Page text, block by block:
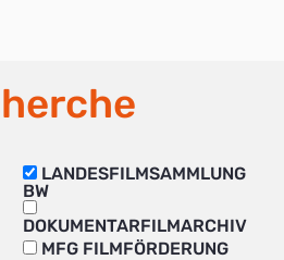
LANDESFILMSAMMLUNG
BW
DOKUMENTARFILMARCHIV
MFG FILMFÖRDERUNG